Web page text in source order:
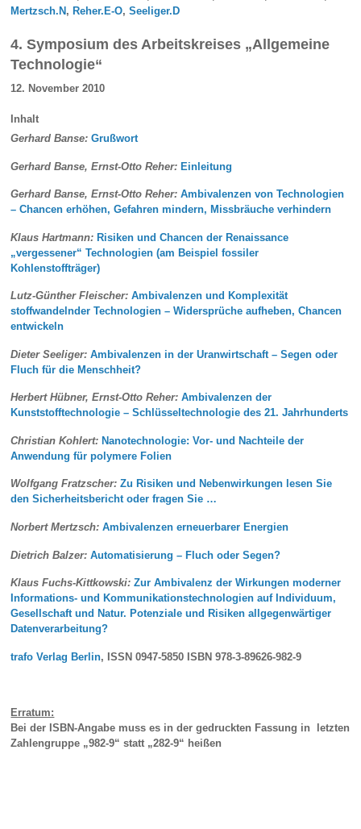
Mertzsch.N,Reher.E-O,Seeliger.D
4. Symposium des Arbeitskreises „Allgemeine
Technologie“
12. November 2010
Inhalt
Gerhard Banse: Grußwort
Gerhard Banse, Ernst-Otto Reher: Einleitung
Gerhard Banse, Ernst-Otto Reher: Ambivalenzen von Technologien
– Chancen erhöhen, Gefahren mindern, Missbräuche verhindern
Klaus Hartmann: Risiken und Chancen der Renaissance
„vergessener“ Technologien (am Beispiel fossiler
Kohlenstoffträger)
Lutz-Günther Fleischer: Ambivalenzen und Komplexität
stoffwandelnder Technologien – Widersprüche aufheben, Chancen
entwickeln
Dieter Seeliger: Ambivalenzen in der Uranwirtschaft – Segen oder
Fluch für die Menschheit?
Herbert Hübner, Ernst-Otto Reher: Ambivalenzen der
Kunststofftechnologie – Schlüsseltechnologie des 21. Jahrhunderts
Christian Kohlert: Nanotechnologie: Vor- und Nachteile der
Anwendung für polymere Folien
Wolfgang Fratzscher: Zu Risiken und Nebenwirkungen lesen Sie
den Sicherheitsbericht oder fragen Sie …
Norbert Mertzsch: Ambivalenzen erneuerbarer Energien
Dietrich Balzer: Automatisierung – Fluch oder Segen?
Klaus Fuchs-Kittkowski: Zur Ambivalenz der Wirkungen moderner
Informations- und Kommunikationstechnologien auf Individuum,
Gesellschaft und Natur. Potenziale und Risiken allgegenwärtiger
Datenverarbeitung?
trafo Verlag Berlin, ISSN 0947-5850 ISBN 978-3-89626-982-9
Erratum:
Bei der ISBN-Angabe muss es in der gedruckten Fassung in letzten
Zahlengruppe „982-9“statt „282-9“ heißen